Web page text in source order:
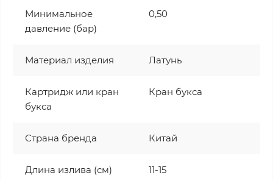
Минимальное
давление (бар)
0,50
Материал изделия Латунь
Картридж или кран
букса
Кран букса
Страна бренда Китай
Длина излива (см) 11-15